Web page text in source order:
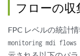
フローの収
FPC レベルの統計情
monitoring mdi